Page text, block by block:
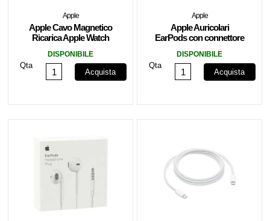
Apple
Apple Cavo Magnetico
Ricarica Apple Watch
DISPONIBILE
Qta
Acquista
Apple
Apple Auricolari
EarPods con connettore
DISPONIBILE
Qta
Acquista